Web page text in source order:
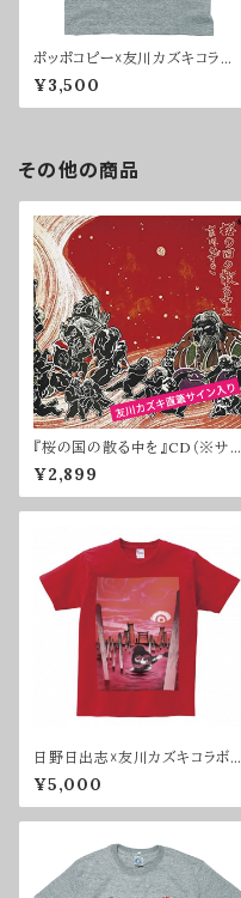
ポッポコピー☓友川カズキコラボ
Tシャツ
¥3,500
その他の商品
『桜の国の散る中を』CD（※サイ
ン入りのみ）
¥2,899
日野日出志☓友川カズキコラボT
シャツ（赤）
¥5,000